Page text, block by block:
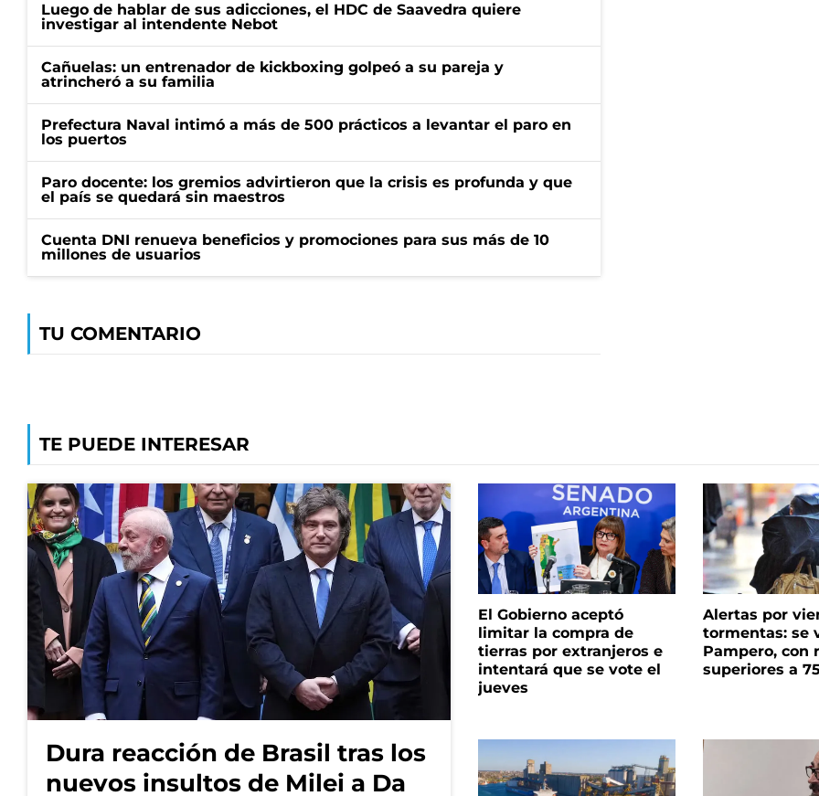
Luego de hablar de sus adicciones, el HDC de Saavedra quiere
investigar al intendente Nebot
Cañuelas: un entrenador de kickboxing golpeó a su pareja y
atrincheró a su familia
Prefectura Naval intimó a más de 500 prácticos a levantar el paro en
los puertos
Paro docente: los gremios advirtieron que la crisis es profunda y que
el país se quedará sin maestros
Cuenta DNI renueva beneficios y promociones para sus más de 10
millones de usuarios
TU COMENTARIO
TE PUEDE INTERESAR
Dura reacción de Brasil tras los
nuevos insultos de Milei a Da
El Gobierno aceptó
limitar la compra de
tierras por extranjeros e
intentará que se vote el
jueves
Alertas por
tormentas: se
Pampero, con
superiores a